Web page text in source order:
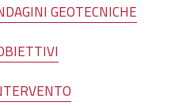
GEOTECNICHE